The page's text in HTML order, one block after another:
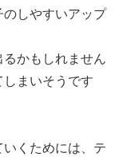
のしやすいアップ
かもしれません
まいそうです
くためには、テ